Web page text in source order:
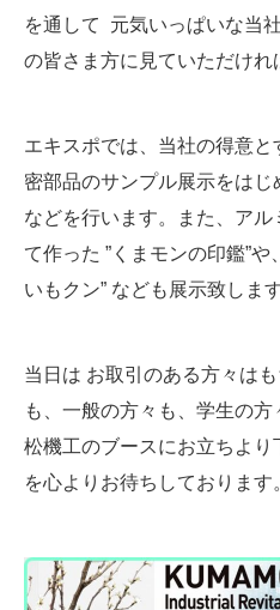
を通して 元気いっぱいな当
の皆さま方に見ていただけれ
エキスポでは、当社の得意
密部品のサンプル展示をは
などを行います。また、ア
て作った ”くまモンの印鑑”
いもクン” なども展示致します
当日は お取引のある方々は
も、一般の方々も、学生の
松機工のブースにお立ちよ
を心よりお待ちしております